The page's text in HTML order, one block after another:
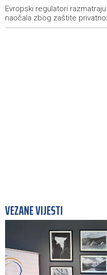
štednje električne energije
Evropski regulatori
naočala zbog zaštite
VEZANE VIJESTI